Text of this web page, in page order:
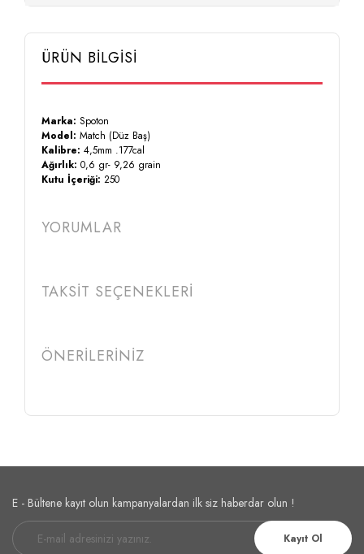
ÜRÜN BİLGİSİ
Marka: Spoton
Model: Match (Düz Baş)
Kalibre: 4,5mm .177cal
Ağırlık: 0,6 gr- 9,26 grain
Kutu İçeriği: 250
YORUMLAR
TAKSİT SEÇENEKLERİ
ÖNERİLERİNİZ
E - Bültene kayıt olun kampanyalardan ilk siz haberdar olun !
Kayıt Ol